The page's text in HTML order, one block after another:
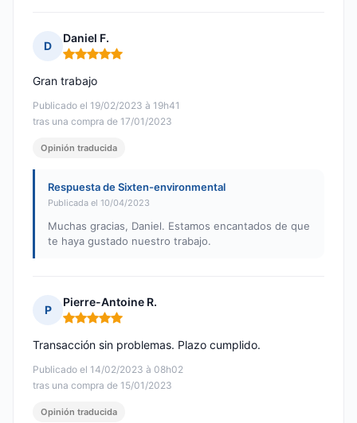
D
Daniel F.
Nota: 5 de 5
Publicado el 19/02/2023 à 19h41
tras una compra de 17/01/2023
Gran trabajo
Opinión traducida
Respuesta de Sixten-environmental
Publicada el 10/04/2023
Muchas gracias, Daniel. Estamos encantados de que
te haya gustado nuestro trabajo.
P
Pierre-Antoine R.
Nota: 5 de 5
Publicado el 14/02/2023 à 08h02
tras una compra de 15/01/2023
Transacción sin problemas. Plazo cumplido.
Opinión traducida